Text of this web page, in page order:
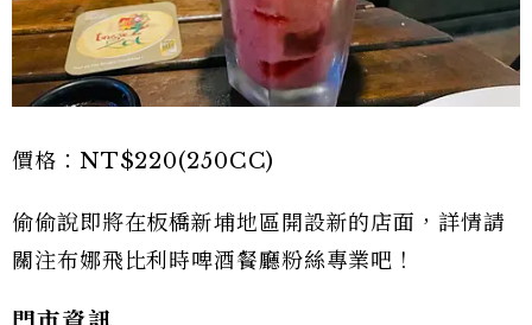
價格：NT$220(250CC)
偷偷說即將在板橋新埔地區開設新的店面，詳情請
關注布娜飛比利時啤酒餐廳粉絲專業吧！